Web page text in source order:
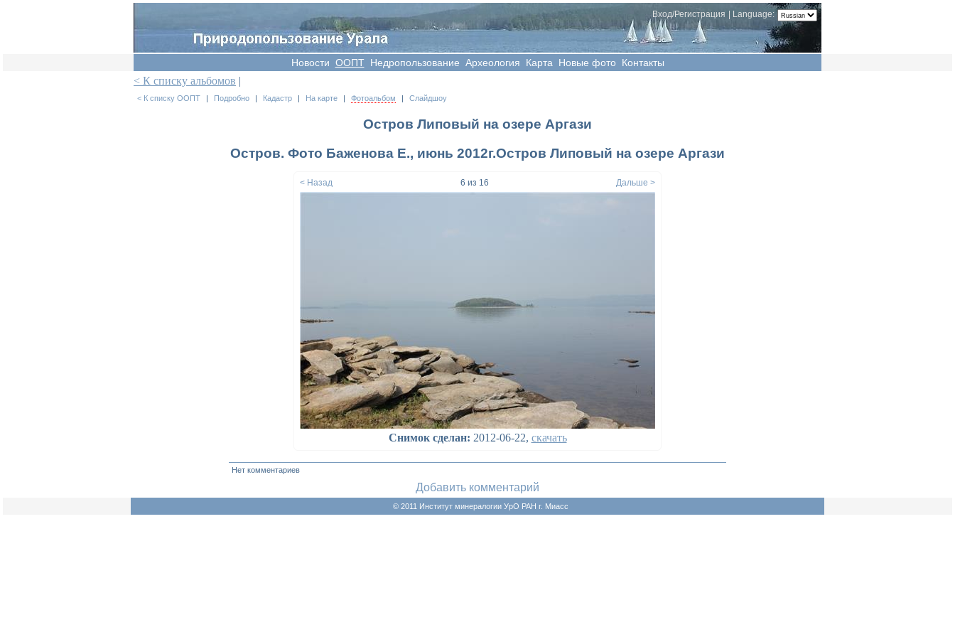
Language:
Вход/Регистрация
Новости OOПT Недропользование Археология Карта Новые фото Контакты
< К списку альбомов |
< К списку ООПТ | Подробно | Кадастр | На карте | Фотоальбом | Слайдшоу
Остров Липовый на озере Аргази
Остров. Фото Баженова Е., июнь 2012г.Остров Липовый на озере Аргази
< Назад 6 из 16 Дальше >
Снимок сделан: 2012-06-22, скачать
Нет комментариев
Добавить комментарий
© 2011 Институт минералогии УрО РАН г. Миасс